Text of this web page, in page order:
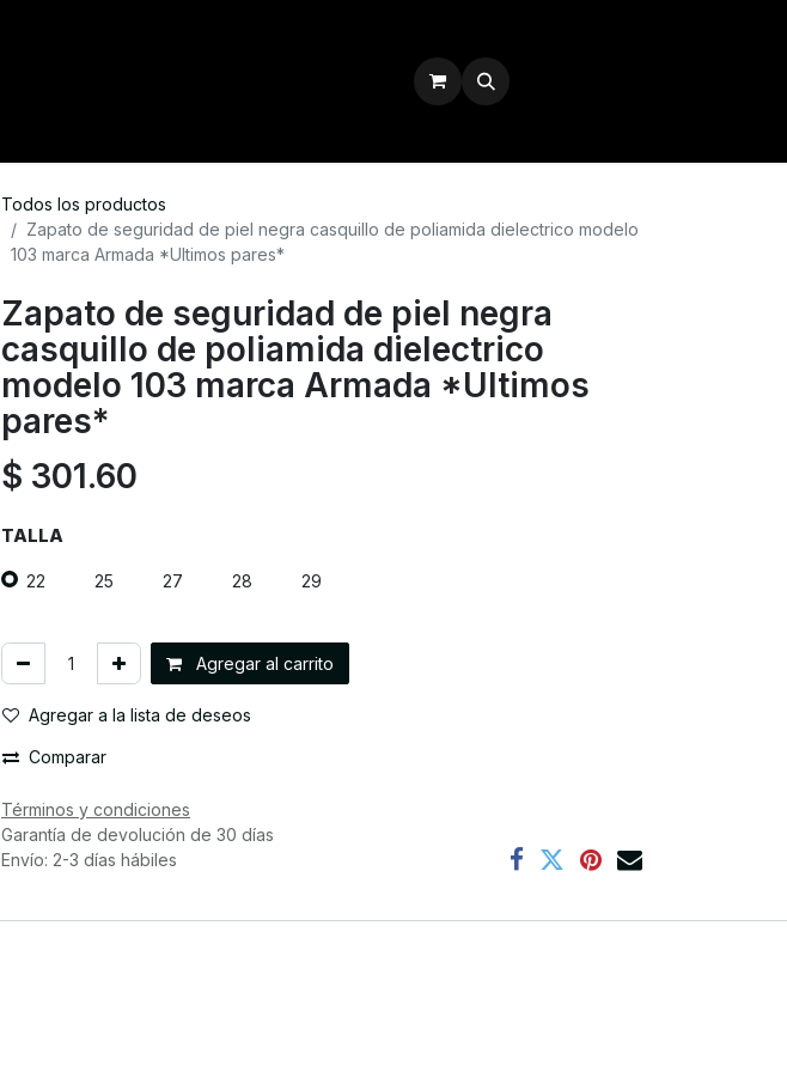
Todos los productos
Zapato de seguridad de piel negra casquillo de poliamida dielectrico modelo
103 marca Armada *Ultimos pares*
Zapato de seguridad de piel negra
casquillo de poliamida dielectrico
modelo 103 marca Armada *Ultimos
pares*
$ 301.60
TALLA
22 25 27 28 29
Agregar al carrito
Agregar a la lista de deseos
Comparar
Términos y condiciones
Garantía de devolución de 30 días
Envío: 2-3 días hábiles